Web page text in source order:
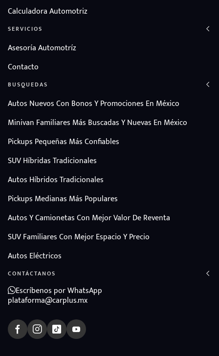
Calculadora Automotriz
SERVICIOS
Asesoría Automotríz
Contacto
BUSQUEDAS
Autos Nuevos Con Bonos Y Promociones En México
Minivan Familiares Más Buscadas Y Nuevas En México
Pickups Pequeñas Más Confiables
SUV Híbridas Tradicionales
Autos Híbridos Tradicionales
Pickups Medianas Más Populares
Autos Y Camionetas Con Mejor Valor De Reventa
SUV Familiares Con Mejor Espacio Y Precio
Autos Eléctricos
CONTÁCTANOS
Escríbenos por WhatsApp
plataforma@carplus.mx